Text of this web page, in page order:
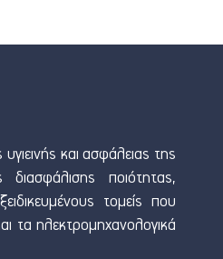
και ασφάλειας της
ποιότητας,
τομείς που
τα ηλεκτρομηχανολογικά